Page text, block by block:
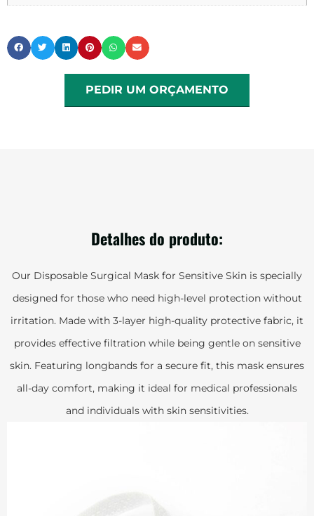
PEDIR UM ORÇAMENTO
Detalhes do produto:
Our Disposable Surgical Mask for Sensitive Skin is specially
designed for those who need high-level protection without
irritation. Made with 3-layer high-quality protective fabric, it
provides effective filtration while being gentle on sensitive
skin. Featuring longbands for a secure fit, this mask ensures
all-day comfort, making it ideal for medical professionals
and individuals with skin sensitivities.